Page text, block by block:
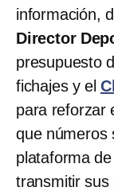
información,
Director
presupuesto
fichajes y el
para reforzar
que números
plataforma
transmitir sus